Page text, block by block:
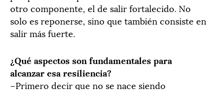
otro componente, el de salir fortalecido. No
solo es reponerse, sino que también consiste en
salir más fuerte.
¿Qué aspectos son fundamentales para
alcanzar esa resiliencia?
–Primero decir que no se nace siendo